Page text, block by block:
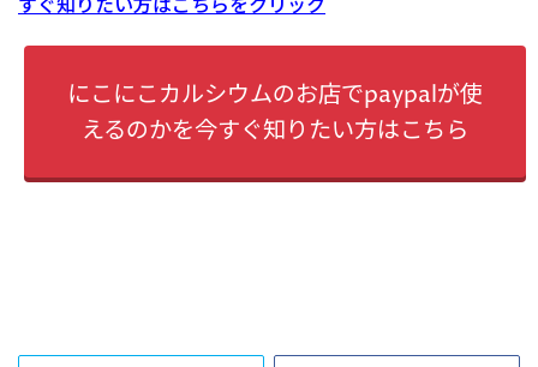
すぐ知りたい方はこちらをクリック
にこにこカルシウムのお店でpaypalが使
えるのかを今すぐ知りたい方はこちら